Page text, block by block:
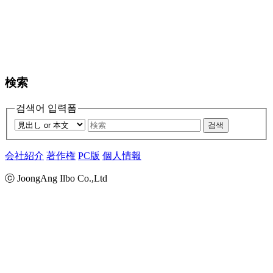
検索
검색어 입력폼
검색
会社紹介 著作権 PC版 個人情報
ⓒ JoongAng Ilbo Co.,Ltd